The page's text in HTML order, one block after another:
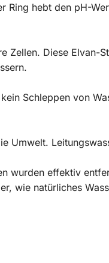
Ring hebt den pH-
Zellen. Diese Elvan-
Schleppen von
Umwelt.
wurden effektiv
wie natürliches